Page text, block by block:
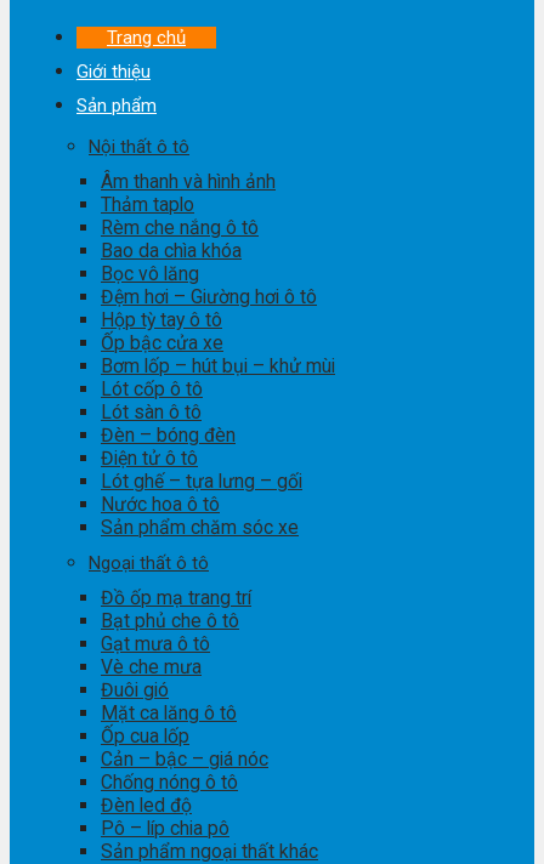
Trang chủ
Giới thiệu
Sản phẩm
Nội thất ô tô
Âm thanh và hình ảnh
Thảm taplo
Rèm che nắng ô tô
Bao da chìa khóa
Bọc vô lăng
Đệm hơi – Giường hơi ô tô
Hộp tỳ tay ô tô
Ốp bậc cửa xe
Bơm lốp – hút bụi – khử mùi
Lót cốp ô tô
Lót sàn ô tô
Đèn – bóng đèn
Điện tử ô tô
Lót ghế – tựa lưng – gối
Nước hoa ô tô
Sản phẩm chăm sóc xe
Ngoại thất ô tô
Đồ ốp mạ trang trí
Bạt phủ che ô tô
Gạt mưa ô tô
Vè che mưa
Đuôi gió
Mặt ca lăng ô tô
Ốp cua lốp
Cản – bậc – giá nóc
Chống nóng ô tô
Đèn led độ
Pô – líp chia pô
Sản phẩm ngoại thất khác